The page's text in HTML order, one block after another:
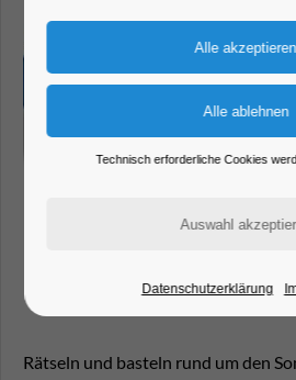
Rätseln und basteln rund um den
Technisch erforderliche Cookies
Datenschutzerklärung